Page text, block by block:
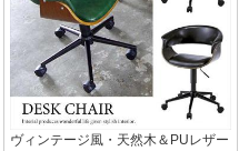
ヴィンテージ風・天然木＆PUレザー